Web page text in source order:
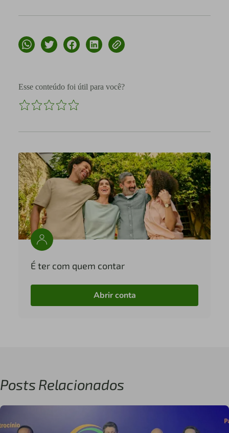
Esse conteúdo foi útil para você?
É ter com quem contar
Abrir conta
Posts Relacionados